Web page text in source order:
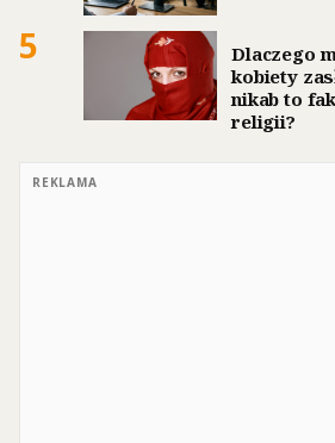
5
Dlaczego
kobiety
nikab to
religii?
REKLAMA